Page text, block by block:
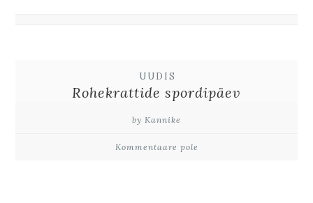
UUDIS
Rohekrattide spordipäev
by Kannike
Kommentaare pole